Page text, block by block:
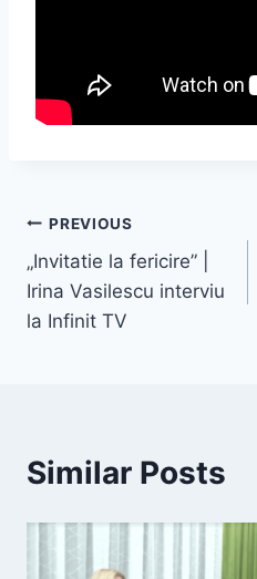
Navigare
în
articole
PREVIOUS
„Invitatie la fericire” |
Irina Vasilescu interviu
la Infinit TV
Similar Posts